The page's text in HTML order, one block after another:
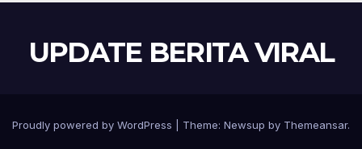
UPDATE BERITA VIRAL
Proudly powered by WordPress Theme: Newsup by Themeansar.